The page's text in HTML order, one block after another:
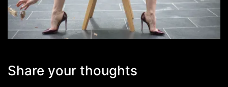
Share your thoughts